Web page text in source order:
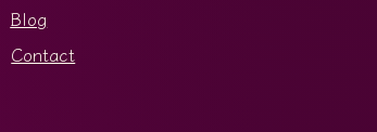
Blog
Contact